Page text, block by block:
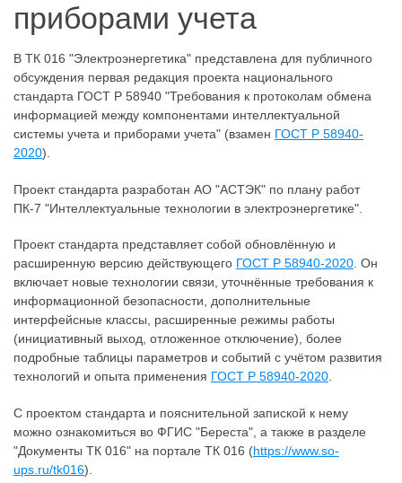
приборами учета
В ТК 016 "Электроэнергетика" представлена для публичного
обсуждения первая редакция проекта национального
стандарта ГОСТ Р 58940 "Требования к протоколам обмена
информацией между компонентами интеллектуальной
системы учета и приборами учета" (взамен ГОСТ Р 58940-
2020).
Проект стандарта разработан АО "АСТЭК" по плану работ
ПК-7 "Интеллектуальные технологии в электроэнергетике".
Проект стандарта представляет собой обновлённую и
расширенную версию действующего ГОСТ Р 58940-2020 . Он
включает новые технологии связи, уточнённые требования к
информационной безопасности, дополнительные
интерфейсные классы, расширенные режимы работы
(инициативный выход, отложенное отключение), более
подробные таблицы параметров и событий с учётом развития
технологий и опыта применения ГОСТ Р 58940-2020
С проектом стандарта и пояснительной запиской к нему
можно ознакомиться во ФГИС "Береста", а также в разделе
"Документы ТК 016" на портале ТК 016 (https://www.so-
ups.ru/tk016).